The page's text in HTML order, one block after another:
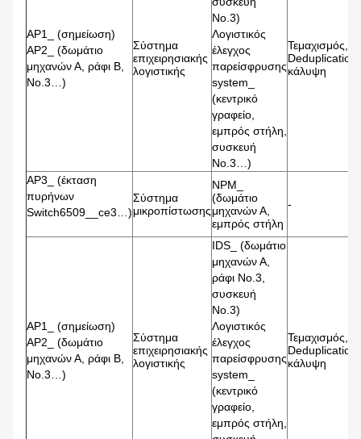
AP1_ (σημείωση)
AP2_ (δωμάτιο
μηχανών Α, ράφι Β,
No.3…)
Σύστημα
επιχειρησιακής
λογιστικής
No.3)
Λογιστικός
έλεγχος
παρείσφρυσης
system_
(κεντρικό
γραφείο,
εμπρός στήλη,
συσκευή
No.3…)
Τεμαχισμός,
Deduplication,
κάλυψη
AP3_ (έκταση
πυρήνων
Switch6509__ce3…)
Σύστημα
μικροπίστωσης
NPM_
(δωμάτιο
μηχανών Α,
εμπρός στήλη
-
AP1_ (σημείωση)
AP2_ (δωμάτιο
μηχανών Α, ράφι Β,
No.3…)
Σύστημα
επιχειρησιακής
λογιστικής
IDS_ (δωμάτιο
μηχανών Α,
ράφι No.3,
συσκευή
No.3)
Λογιστικός
έλεγχος
παρείσφρυσης
system_
(κεντρικό
γραφείο,
εμπρός στήλη,
Τεμαχισμός,
Deduplication,
κάλυψη